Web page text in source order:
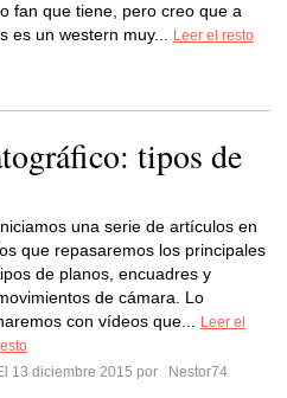
fan que tiene, pero creo que a
es un western muy...
Leer el resto
tipos de
una serie de artículos en
que repasaremos los principales
de planos, encuadres y
de cámara. Lo
con vídeos que...
Leer el
13 diciembre 2015 por
Nestor74